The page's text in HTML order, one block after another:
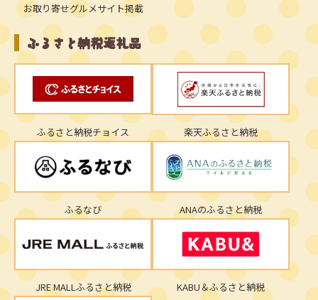
お取り寄せグルメサイト掲載
ふるさと納税返礼品
ふるさと納税チョイス 楽天ふるさと納税
ふるなび ANAのふるさと納税
JRE MALLふるさと納税 KABU＆ふるさと納税